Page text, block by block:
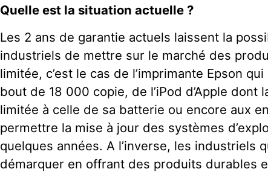
Quelle est la situation actuelle ?
Les 2 ans de garantie actuels laissent la
industriels de mettre sur le marché des
limitée, c’est le cas de l’imprimante Epson
bout de 18 000 copie, de l’iPod d’Apple dont
limitée à celle de sa batterie ou encore aux
permettre la mise à jour des systèmes
quelques années. A l’inverse, les industriels
démarquer en offrant des produits durables